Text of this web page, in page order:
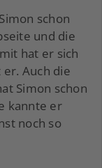
schon
und die
hat er sich
Auch die
Simon schon
kannte er
noch so